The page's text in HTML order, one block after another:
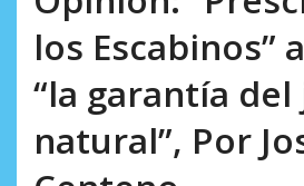
los Escabinos”
“la garantía del
natural”, Por